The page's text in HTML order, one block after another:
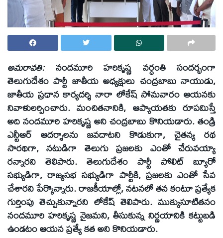
అమరావతి:నందమూరి హరికృష్ణ వర్ధంతి సందర్భంగా
తెలుగుదేశం పార్టీ జాతీయ అధ్యక్షులు చంద్రబాబు నాయుడు,
జాతీయ ప్రధాన కార్యదర్శి నారా లోకేష్‌ సోమవారం ఆయనకు
నివాళులర్పించారు. మంచితనానికి, ఆప్యాయతకు రూపమిస్తే
అది నందమూరి హరికృష్ణ అని చంద్రబాబు కొనియడారు. తండ్రి
ఎన్టీఆర్‌ ఆదర్శాలను జవదాటని కొడుకుగా, చైతన్య రథ
సారథిగా, నటుడిగా తెలుగు ప్రజలకు ఎంతో చేరువయ్యా
రన్నారని తెలిపారు. తెలుగుదేశం పార్టీ పోలిట్‌ బ్యూరో
సభ్యుడిగా, రాజ్యసభ సభ్యుడిగా పార్టీకి, ప్రజలకు ఎంతో సేవ
చేశారని పేర్కొన్నారు. రాజకీయాల్లో, నటనలో తన కంటూ ప్రత్యేక
గుర్తింపు తెచ్చుకున్నారని లోకేష్‌ తెలిపారు. ముక్కుసూటితనం
నందమూరి హరికృష్ణ నైజమని, తీసుకున్న నిర్ణయానికి కట్టుబడి
ఉండటం ఆయన ప్రత్యే కత అని కొనియడారు.